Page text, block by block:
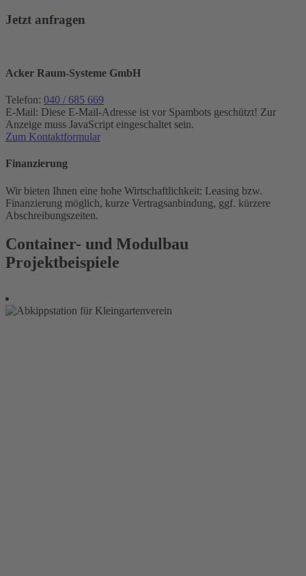
Jetzt anfragen
Acker Raum-Systeme GmbH
Telefon: 040 / 685 669
E-Mail: Diese E-Mail-Adresse ist vor Spambots geschützt! Zur
Anzeige muss JavaScript eingeschaltet sein.
Zum Kontaktformular
Finanzierung
Wir bieten Ihnen eine hohe Wirtschaftlichkeit: Leasing bzw.
Finanzierung möglich, kurze Vertragsanbindung, ggf. kürzere
Abschreibungszeiten.
Container- und Modulbau
Projektbeispiele